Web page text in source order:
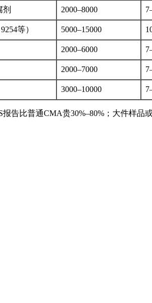
2000–8000
等） 5000–15000
2000–6000
2000–7000
3000–10000
告比普通CMA贵30%–80%；大件样品